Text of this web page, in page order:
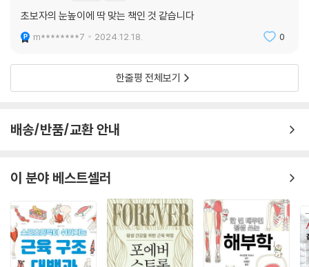
--- 「6강 | 무얼 얼마나 먹을까?」 중에서
식단을 짤 때도 시작점은 결국 첫 강의에서 나누었던 몸을 줄이느냐, 유지
더하느냐를 결정한다. 사실 초보자들이 제일 흔하게 똥볼 차는 곳이 여기
인데, 열량이 남으면 근육이 잘 생기지만 체지방도 잘 늘고, 열량이 부족하
기르고 싶고, 체지방은 줄이고 싶어 전진하는 차와 후진하는 차를 엮는 바
--- 「7강 | 실제 밥상 짜보기」 중에서
첫째, 운동은 머리가 아니라 몸이 한다. 완벽하게 준비한답시고 시간 낭비
하지 말고 아무 거라도 해라. 둘째, 조급해 하지 마라. 다이어트든 근육 늘
리기든 적어도 한 달은 달라붙어야 변화가 보인다. 어디 가서 내놓을 만한
몸이 되려면 1~3년 이상은 봐야 한다. 몸이 그렇게 쉽게 변했다면 세상이
초보자의 눈높이에 딱 맞는 책인 것 같습니다
m********7 2024.12.18. 0
한줄평 전체보기
배송/반품/교환 안내
이 분야 베스트셀러